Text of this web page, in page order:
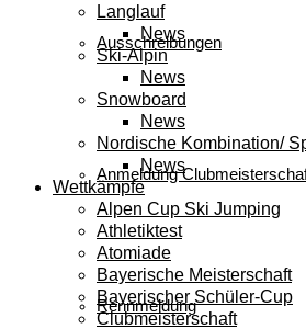
Ausschreibungen
Anmeldung
Rennmeldung
Langlauf
News
Ski-Alpin
News
Snowboard
News
Nordische Kombination/
News
Wettkämpfe
Alpen Cup Ski Jumping
Athletiktest
Atomiade
Bayerische Meisterschaft
Bayerischer Schüler-Cup
Clubmeisterschaft